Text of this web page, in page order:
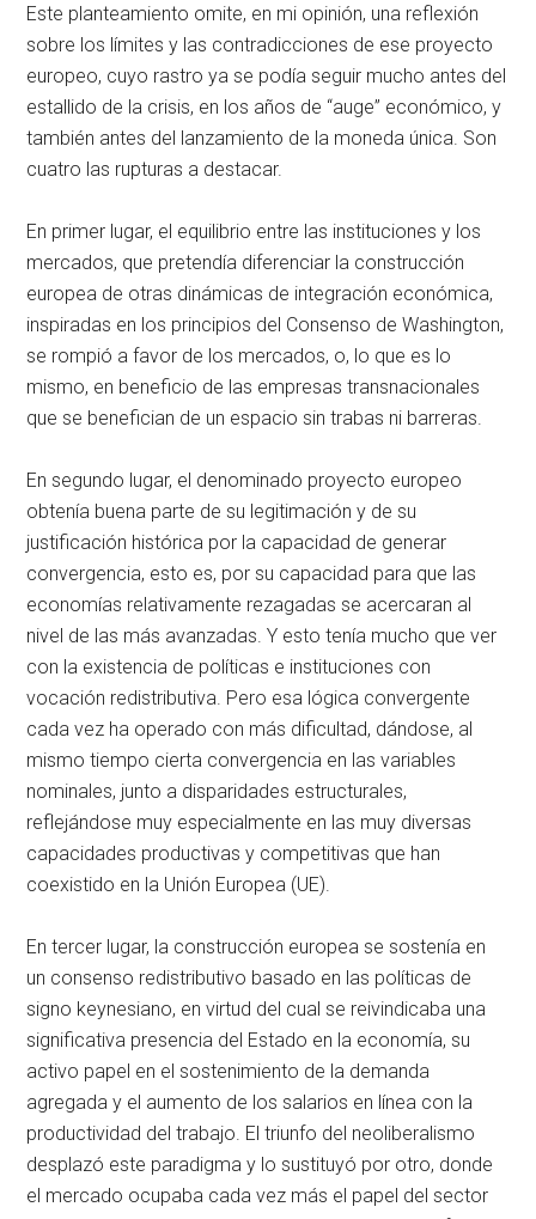
Este planteamiento omite, en mi opinión, una reflexión
sobre los límites y las contradicciones de ese proyecto
europeo, cuyo rastro ya se podía seguir mucho antes del
estallido de la crisis, en los años de “auge” económico, y
también antes del lanzamiento de la moneda única. Son
cuatro las rupturas a destacar.
En primer lugar, el equilibrio entre las instituciones y los
mercados, que pretendía diferenciar la construcción
europea de otras dinámicas de integración económica,
inspiradas en los principios del Consenso de Washington,
se rompió a favor de los mercados, o, lo que es lo
mismo, en beneficio de las empresas transnacionales
que se benefician de un espacio sin trabas ni barreras.
En segundo lugar, el denominado proyecto europeo
obtenía buena parte de su legitimación y de su
justificación histórica por la capacidad de generar
convergencia, esto es, por su capacidad para que las
economías relativamente rezagadas se acercaran al
nivel de las más avanzadas. Y esto tenía mucho que ver
con la existencia de políticas e instituciones con
vocación redistributiva. Pero esa lógica convergente
cada vez ha operado con más dificultad, dándose, al
mismo tiempo cierta convergencia en las variables
nominales, junto a disparidades estructurales,
reflejándose muy especialmente en las muy diversas
capacidades productivas y competitivas que han
coexistido en la Unión Europea (UE).
En tercer lugar, la construcción europea se sostenía en
un consenso redistributivo basado en las políticas de
signo keynesiano, en virtud del cual se reivindicaba una
significativa presencia del Estado en la economía, su
activo papel en el sostenimiento de la demanda
agregada y el aumento de los salarios en línea con la
productividad del trabajo. El triunfo del neoliberalismo
desplazó este paradigma y lo sustituyó por otro, donde
el mercado ocupaba cada vez más el papel del sector